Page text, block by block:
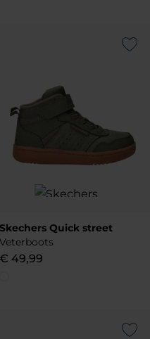
Add to
Skechers Quick street
Veterboots
€ 49,99
Add to